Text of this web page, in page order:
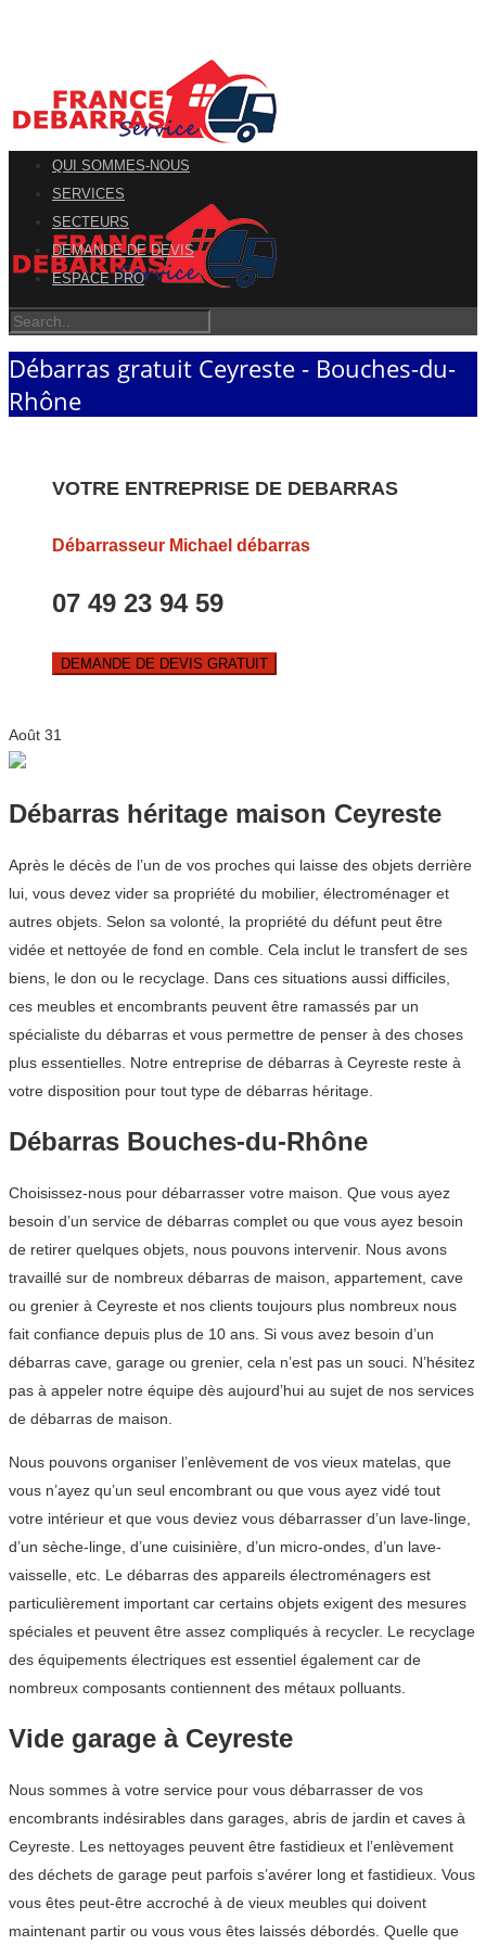
QUI SOMMES-NOUS
SERVICES
SECTEURS
DEMANDE DE DEVIS
ESPACE PRO
Débarras gratuit Ceyreste - Bouches-du-
Rhône
VOTRE ENTREPRISE DE DEBARRAS
Débarrasseur Michael débarras
07 49 23 94 59
DEMANDE DE DEVIS GRATUIT
Août 31
Débarras héritage maison Ceyreste
Après le décès de l’un de vos proches qui laisse des objets derrière
lui, vous devez vider sa propriété du mobilier, électroménager et
autres objets. Selon sa volonté, la propriété du défunt peut être
vidée et nettoyée de fond en comble. Cela inclut le transfert de ses
biens, le don ou le recyclage. Dans ces situations aussi difficiles,
ces meubles et encombrants peuvent être ramassés par un
spécialiste du débarras et vous permettre de penser à des choses
plus essentielles. Notre entreprise de débarras à Ceyreste reste à
votre disposition pour tout type de débarras héritage.
Débarras Bouches-du-Rhône
Choisissez-nous pour débarrasser votre maison. Que vous ayez
besoin d’un service de débarras complet ou que vous ayez besoin
de retirer quelques objets, nous pouvons intervenir. Nous avons
travaillé sur de nombreux débarras de maison, appartement, cave
ou grenier à Ceyreste et nos clients toujours plus nombreux nous
fait confiance depuis plus de 10 ans. Si vous avez besoin d’un
débarras cave, garage ou grenier, cela n’est pas un souci. N’hésitez
pas à appeler notre équipe dès aujourd’hui au sujet de nos services
de débarras de maison.
Nous pouvons organiser l’enlèvement de vos vieux matelas, que
vous n’ayez qu’un seul encombrant ou que vous ayez vidé tout
votre intérieur et que vous deviez vous débarrasser d’un lave-linge,
d’un sèche-linge, d’une cuisinière, d’un micro-ondes, d’un lave-
vaisselle, etc. Le débarras des appareils électroménagers est
particulièrement important car certains objets exigent des mesures
spéciales et peuvent être assez compliqués à recycler. Le recyclage
des équipements électriques est essentiel également car de
nombreux composants contiennent des métaux polluants.
Vide garage à Ceyreste
Nous sommes à votre service pour vous débarrasser de vos
encombrants indésirables dans garages, abris de jardin et caves à
Ceyreste. Les nettoyages peuvent être fastidieux et l’enlèvement
des déchets de garage peut parfois s’avérer long et fastidieux. Vous
vous êtes peut-être accroché à de vieux meubles qui doivent
maintenant partir ou vous vous êtes laissés débordés. Quelle que